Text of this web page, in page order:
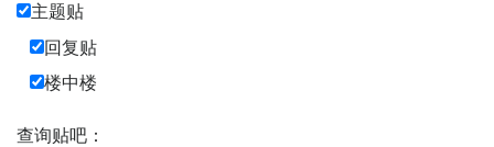
主题贴
回复贴
楼中楼
查询贴吧：